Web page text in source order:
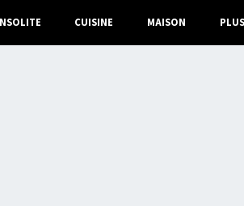
CUISINE MAISON PLUS